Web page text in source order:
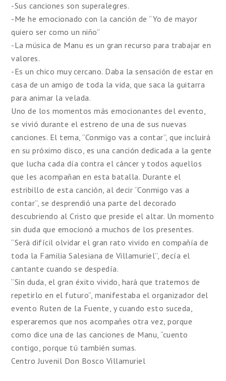
-Sus canciones son superalegres.
-Me he emocionado con la canción de “Yo de mayor
quiero ser como un niño”
-La música de Manu es un gran recurso para trabajar en
valores.
-Es un chico muy cercano. Daba la sensación de estar en
casa de un amigo de toda la vida, que saca la guitarra
para animar la velada.
Uno de los momentos más emocionantes del evento,
se vivió durante el estreno de una de sus nuevas
canciones. El tema, “Conmigo vas a contar”, que incluirá
en su próximo disco, es una canción dedicada a la gente
que lucha cada día contra el cáncer y todos aquellos
que les acompañan en esta batalla. Durante el
estribillo de esta canción, al decir “Conmigo vas a
contar”, se desprendió una parte del decorado
descubriendo al Cristo que preside el altar. Un momento
sin duda que emocionó a muchos de los presentes.
“Será difícil olvidar el gran rato vivido en compañía de
toda la Familia Salesiana de Villamuriel”, decía el
cantante cuando se despedía.
“Sin duda, el gran éxito vivido, hará que tratemos de
repetirlo en el futuro”, manifestaba el organizador del
evento Ruten de la Fuente, y cuando esto suceda,
esperaremos que nos acompañes otra vez, porque
como dice una de las canciones de Manu, “cuento
contigo, porque tú también sumas.
Centro Juvenil Don Bosco Villamuriel